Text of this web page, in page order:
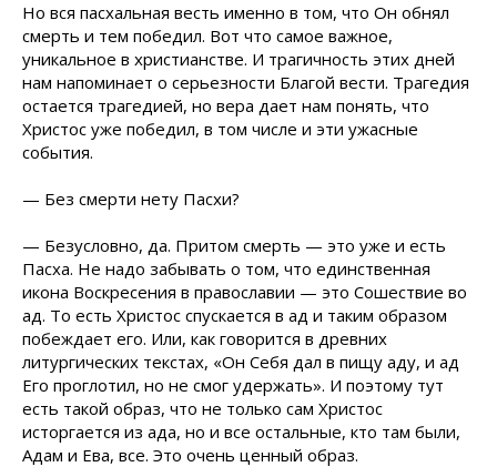
Но вся пасхальная весть именно в том, что Он обнял
смерть и тем победил. Вот что самое важное,
уникальное в христианстве. И трагичность этих дней
нам напоминает о серьезности Благой вести. Трагедия
остается трагедией, но вера дает нам понять, что
Христос уже победил, в том числе и эти ужасные
события.
— Без смерти нету Пасхи?
— Безусловно, да. Притом смерть — это уже и есть
Пасха. Не надо забывать о том, что единственная
икона Воскресения в православии — это Сошествие во
ад. То есть Христос спускается в ад и таким образом
побеждает его. Или, как говорится в древних
литургических текстах, «Он Себя дал в пищу аду, и ад
Его проглотил, но не смог удержать». И поэтому тут
есть такой образ, что не только сам Христос
исторгается из ада, но и все остальные, кто там были,
Адам и Ева, все. Это очень ценный образ.